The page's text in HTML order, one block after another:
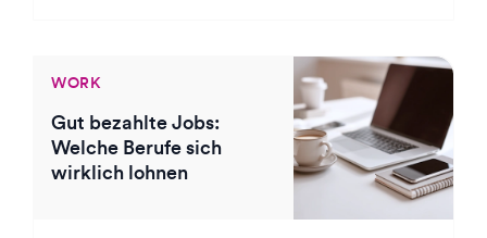
WORK
Gut bezahlte Jobs:
Welche Berufe sich
wirklich lohnen